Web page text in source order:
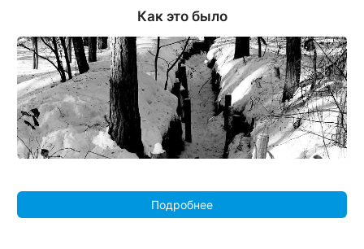
Как это было
Подробнее